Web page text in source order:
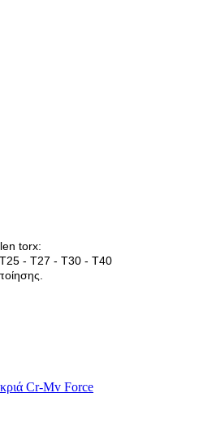
torx:
- T27 - T30 - T40